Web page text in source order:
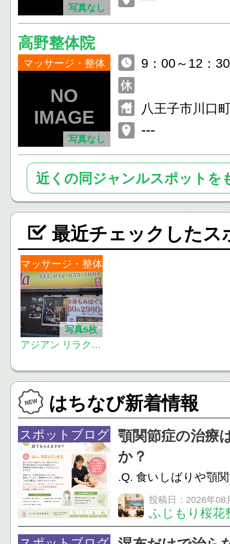
写真なし
高野整体院
マッサージ・整体
写真なし
9：00～12：
八王子市川口
---
近くの同ジャンルスポットを
最近チェックしたス
マッサージ・整体
写真5枚
アジアン リラクゼ
八王子楢原店(asia
n relaxation villa)
はちなび新着情報
スポットブログ
顎関節症の治療
か？
.Q. 食いしばりや顎
らえますか？A. はい
す。食いしばりや歯
けでなく首や肩の筋
投稿日：2026年08
ふじもり桜花